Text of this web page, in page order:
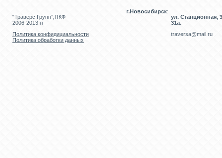
“Траверс Групп”,ПКФ
2006-2013 гг
Политика конфидициальности
Политика обработки данных
г.Новосибирск:
ул. Станционная,
31а.
traversa@mail.ru